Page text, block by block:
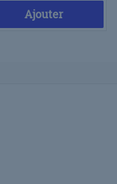
Ajouter